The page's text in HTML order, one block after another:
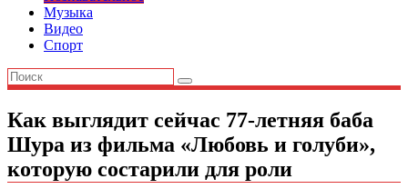
Музыка
Видео
Спорт
Как выглядит сейчас 77-летняя баба
Шура из фильма «Любовь и голуби»,
которую состарили для роли